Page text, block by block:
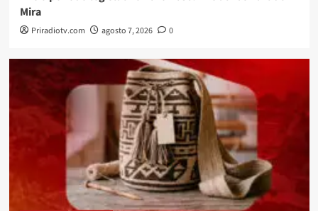
Mira
Priradiotv.com agosto 7, 2026 0